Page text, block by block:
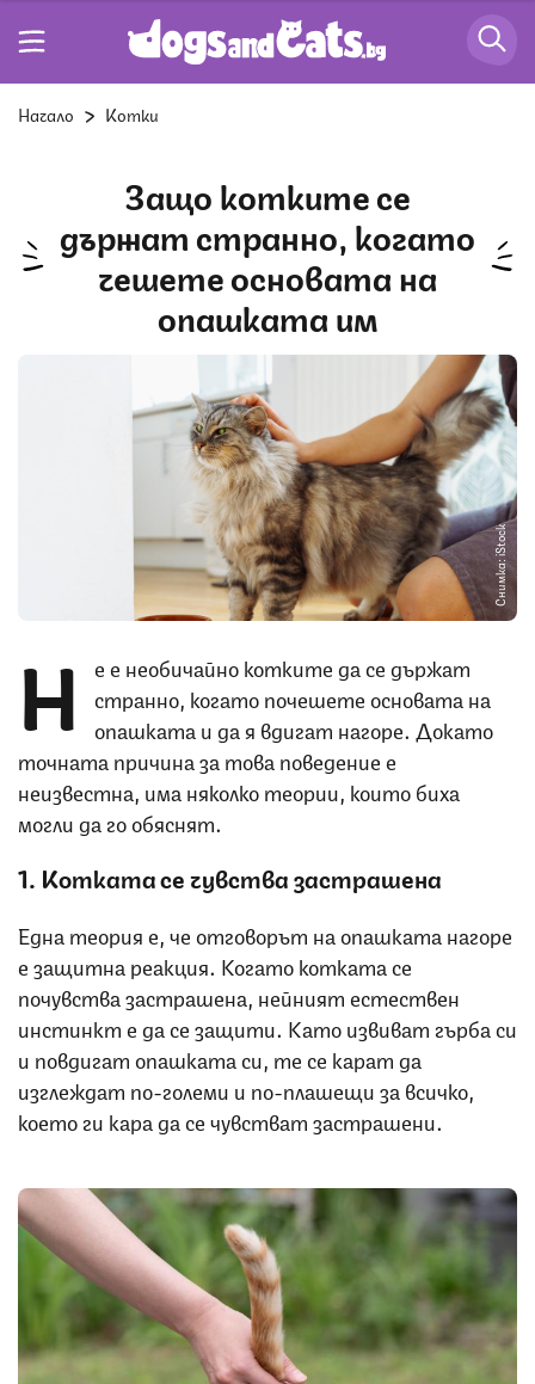
Начало Котки
Защо котките се
държат странно, когато
чешете основата на
опашката им
Снимка: iStock
Н
е е необичайно котките да се държат
странно, когато почешете основата на
опашката и да я вдигат нагоре. Докато
точната причина за това поведение е
неизвестна, има няколко теории, които биха
могли да го обяснят.
1. Котката се чувства застрашена
Една теория е, че отговорът на опашката нагоре
е защитна реакция. Когато котката се
почувства застрашена, нейният естествен
инстинкт е да се защити. Като извиват гърба си
и повдигат опашката си, те се карат да
изглеждат по-големи и по-плашещи за всичко,
което ги кара да се чувстват застрашени.